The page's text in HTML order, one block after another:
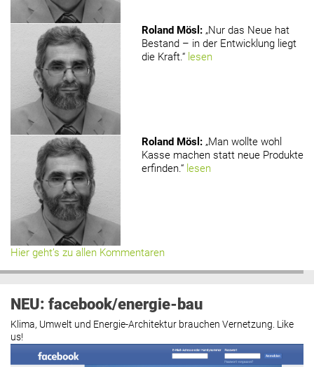
Roland Mösl : „Nur das Neue hat
Bestand – in der Entwicklung liegt
die Kraft.“ lesen
Roland Mösl : „Man wollte wohl
Kasse machen statt neue Produkte
erfinden.“ lesen
Hier geht’s zu allen Kommentaren
NEU: facebook/energie-bau
Klima, Umwelt und Energie-Architektur brauchen Vernetzung. Like
us!